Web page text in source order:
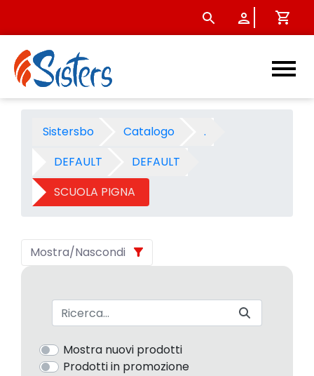
SCUOLA PIGNA -
Sistersbo Catalogo
.
DEFAULT
DEFAULT
SCUOLA PIGNA
Mostra/Nascondi
Barra di ricerca
Mostra nuovi prodotti
Prodotti in promozione